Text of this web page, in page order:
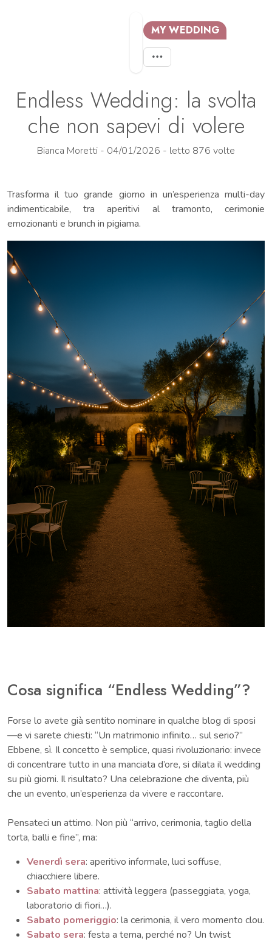
MY WEDDING
Endless Wedding: la svolta
che non sapevi di volere
Bianca Moretti - 04/01/2026 - letto 876 volte
Trasforma il tuo grande giorno in un’esperienza multi-day
indimenticabile, tra aperitivi al tramonto, cerimonie
emozionanti e brunch in pigiama.
Cosa significa “Endless Wedding”?
Forse lo avete già sentito nominare in qualche blog di sposi
—e vi sarete chiesti: “Un matrimonio infinito… sul serio?”
Ebbene, sì. Il concetto è semplice, quasi rivoluzionario: invece
di concentrare tutto in una manciata d’ore, si dilata il wedding
su più giorni. Il risultato? Una celebrazione che diventa, più
che un evento, un’esperienza da vivere e raccontare.
Pensateci un attimo. Non più “arrivo, cerimonia, taglio della
torta, balli e fine”, ma:
Venerdì sera: aperitivo informale, luci soffuse,
chiacchiere libere.
Sabato mattina: attività leggera (passeggiata, yoga,
laboratorio di fiori…).
Sabato pomeriggio: la cerimonia, il vero momento clou.
Sabato sera: festa a tema, perché no? Un twist